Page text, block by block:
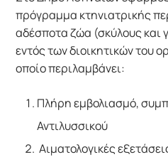
πρόγραμμα κτηνιατρικής
αδέσποτα ζώα (σκύλους και
εντός των διοικητικών του
οποίο περιλαμβάνει:
Πλήρη εμβολιασμό,
Αντιλυσσικού
Αιματολογικές